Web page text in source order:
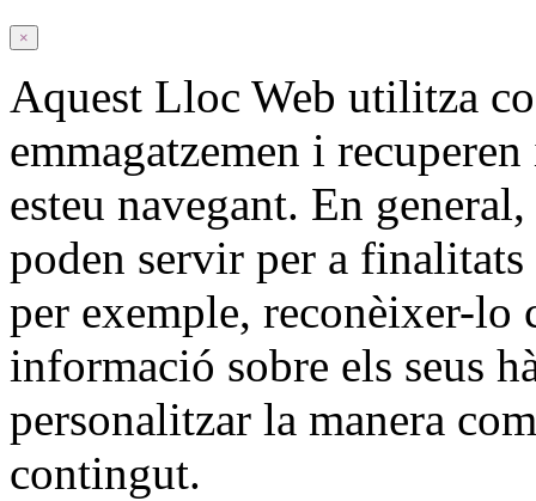
×
Aquest Lloc Web utilitza
emmagatzemen i
esteu navegant. En
poden servir per a
per exemple, reconèixer-lo
informació sobre els seus
personalitzar la manera
contingut.